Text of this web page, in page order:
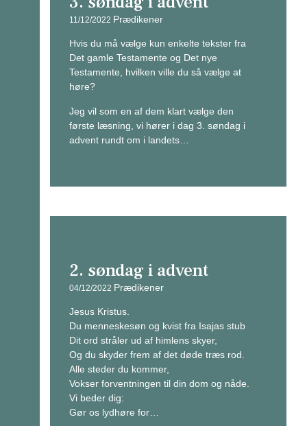
11/12/2022 Prædikener
Hvis du må vælge kun enkelte tekster fra
Det gamle Testamente og Det nye
Testamente, hvilken ville du så vælge at
høre?
Jeg vil som en af dem klart vælge den
første læsning, vi hører i dag 3. søndag i
advent rundt om i landets…
2. søndag i advent
04/12/2022 Prædikener
Jesus Kristus.
Du menneskesøn og kvist fra Isajas stub
Dit ord stråler ud af himlens skyer,
Og du skyder frem af det døde træs rod.
Alle steder du kommer,
Vokser forventningen til din dom og nåde.
Vi beder dig:
Gør os lydhøre for…